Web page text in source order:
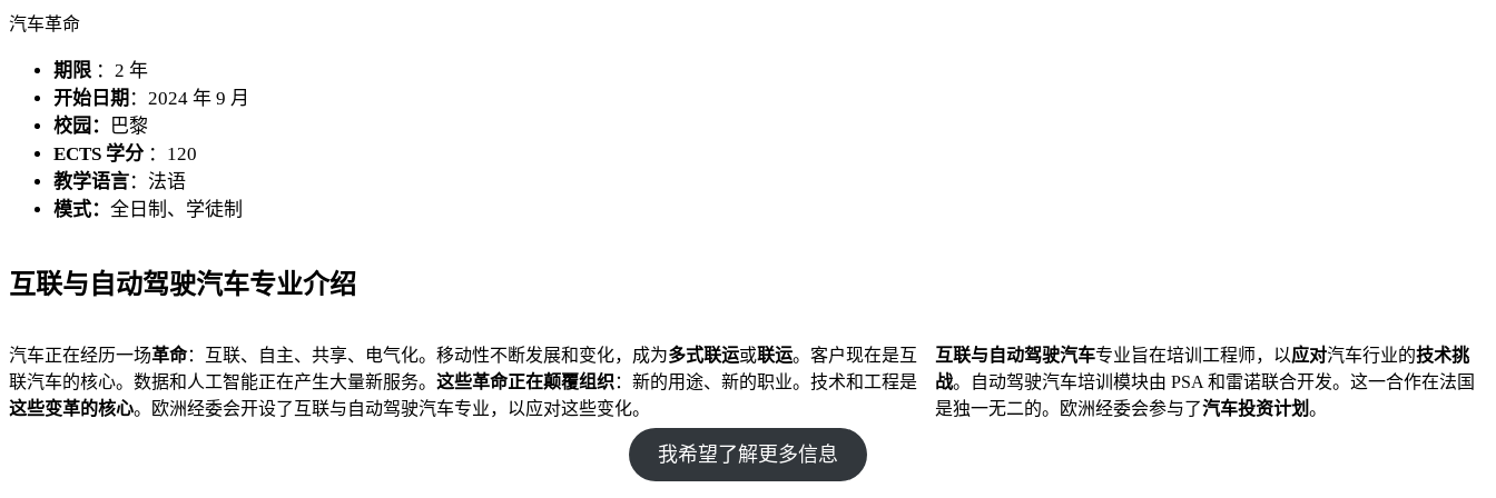
汽车革命
期限 ：2 年
开始日期 ：2024 年 9 月
校园：
巴黎
ECTS 学分 ：120
教学语言：法语
模式： 全日制、学徒制
互联与自动驾驶汽车专业介绍
汽车正在经历一场革命：互联、自主、共享、电气化。移动性不断发展和变化，成为多式联运或联运。客户现在是互
联汽车的核心。数据和人工智能正在产生大量新服务。 这些革命正在颠覆组织：新的用途、新的职业。技术和工程是
这些变革的核心。欧洲经委会开设了互联与自动驾驶汽车专业，以应对这些变化。
互联与自动驾驶汽车专业旨在培训工程师，以应对汽车行业的技术挑
战。自动驾驶汽车培训模块由 PSA 和雷诺联合开发。这一合作在法国
是独一无二的。欧洲经委会参与了汽车投资计划。
我希望了解更多信息